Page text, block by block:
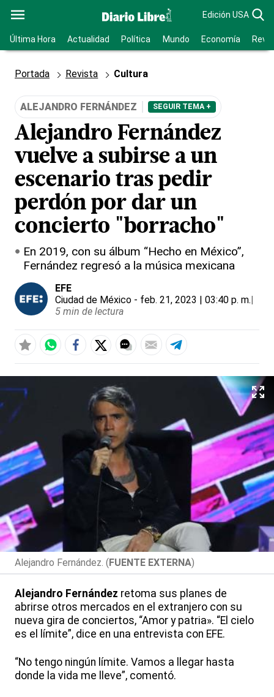
Edición USA
Última Hora Actualidad Política Mundo Economía
Portada Revista Cultura
ALEJANDRO FERNÁNDEZ SEGUIR TEMA +
Alejandro Fernández
vuelve a subirse a un
escenario tras pedir
perdón por dar un
concierto "borracho"
En 2019, con su álbum “Hecho en México”,
Fernández regresó a la música mexicana
EFE
Ciudad de México - feb. 21, 2023 | 03:40 p. m.|
5 min de lectura
Alejandro Fernández. (FUENTE EXTERNA)
Alejandro Fernández retoma sus planes de
abrirse otros mercados en el extranjero con su
nueva gira de conciertos, “Amor y patria». “El cielo
es el límite”, dice en una entrevista con EFE.
“No tengo ningún límite. Vamos a llegar hasta
donde la vida me lleve”, comentó.